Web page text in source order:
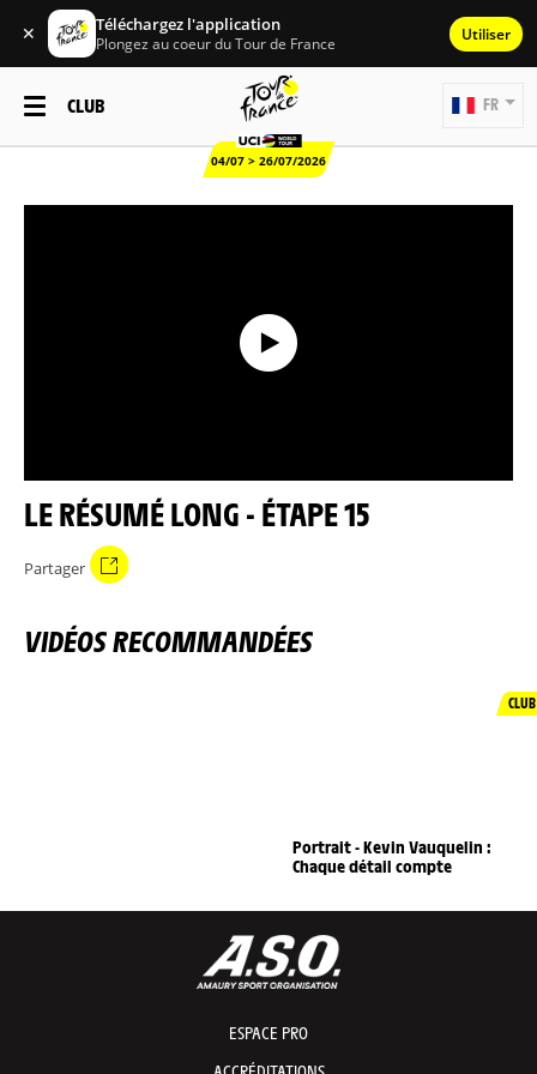
✕ Téléchargez l'application
Plongez au coeur du Tour de France Utiliser
CLUB
04/07 > 26/07/2026
FR
LE RÉSUMÉ LONG - ÉTAPE 15
Partager
VIDÉOS RECOMMANDÉES
CLUB
Portrait - Kevin Vauquelin :
Chaque détail compte
ESPACE PRO